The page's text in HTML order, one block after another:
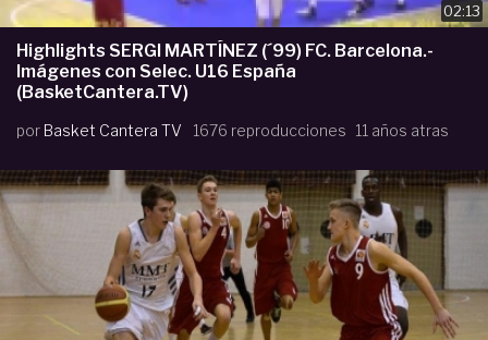
02:13
Highlights SERGI MARTÍNEZ (´99) FC. Barcelona.-
Imágenes con Selec. U16 España
(BasketCantera.TV)
por Basket Cantera TV 1676 reproducciones 11 años atras